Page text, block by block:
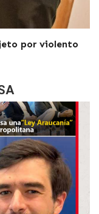
por violento